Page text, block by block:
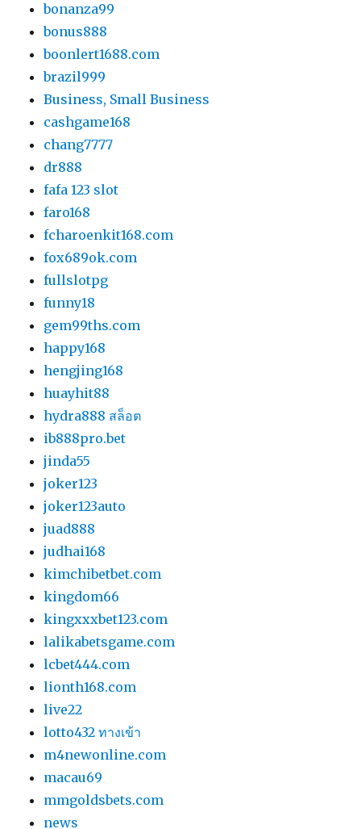
bonanza99
bonus888
boonlert1688.com
brazil999
Business, Small Business
cashgame168
chang7777
dr888
fafa 123 slot
faro168
fcharoenkit168.com
fox689ok.com
fullslotpg
funny18
gem99ths.com
happy168
hengjing168
huayhit88
hydra888 สล็อต
ib888pro.bet
jinda55
joker123
joker123auto
juad888
judhai168
kimchibetbet.com
kingdom66
kingxxxbet123.com
lalikabetsgame.com
lcbet444.com
lionth168.com
live22
lotto432 ทางเข้า
m4newonline.com
macau69
mmgoldsbets.com
news